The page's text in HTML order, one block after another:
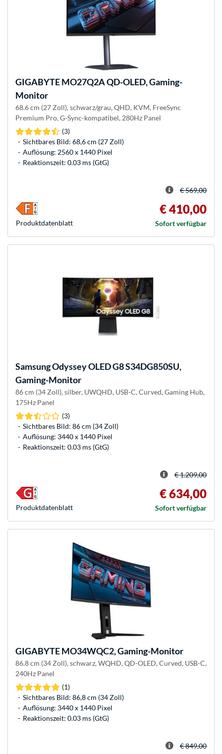
GIGABYTEMO27Q2A QD-OLED, Gaming-
Monitor
68.6 cm (27 Zoll), schwarz/grau, QHD, KVM, FreeSync
Premium Pro, G-Sync-kompatibel, 280Hz Panel
(3)
Sichtbares Bild: 68,6 cm (27 Zoll)
Auflösung: 2560 x 1440 Pixel
Reaktionszeit: 0.03 ms (GtG)
€ 569,00
€ 410,00
Sofort verfügbar
Produkt­datenblatt
SamsungOdyssey OLED G8 S34DG850SU,
Gaming-Monitor
86 cm (34 Zoll), silber, UWQHD, USB-C, Curved, Gaming Hub,
175Hz Panel
(3)
Sichtbares Bild: 86 cm (34 Zoll)
Auflösung: 3440 x 1440 Pixel
Reaktionszeit: 0.03 ms (GtG)
€ 1.209,00
€ 634,00
Sofort verfügbar
Produkt­datenblatt
GIGABYTEMO34WQC2, Gaming-Monitor
86.8 cm (34 Zoll), schwarz, WQHD, QD-OLED, Curved, USB-C,
240Hz Panel
(1)
Sichtbares Bild: 86,8 cm (34 Zoll)
Auflösung: 3440 x 1440 Pixel
Reaktionszeit: 0.03 ms (GtG)
€ 849,00